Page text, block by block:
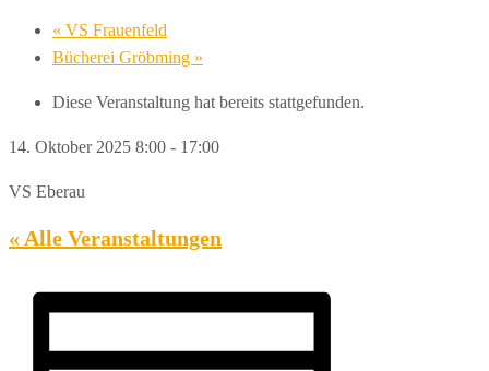
« VS Frauenfeld
Bücherei Gröbming »
Diese Veranstaltung hat bereits stattgefunden.
14. Oktober 2025 8:00 - 17:00
VS Eberau
« Alle Veranstaltungen